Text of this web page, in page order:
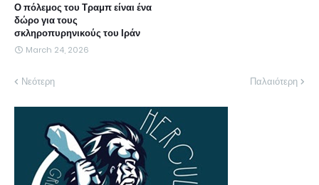
Ο πόλεμος του Τραμπ είναι ένα
δώρο για τους
σκληροπυρηνικούς του Ιράν
March 24, 2026
Νεότερη Παλαιότερη